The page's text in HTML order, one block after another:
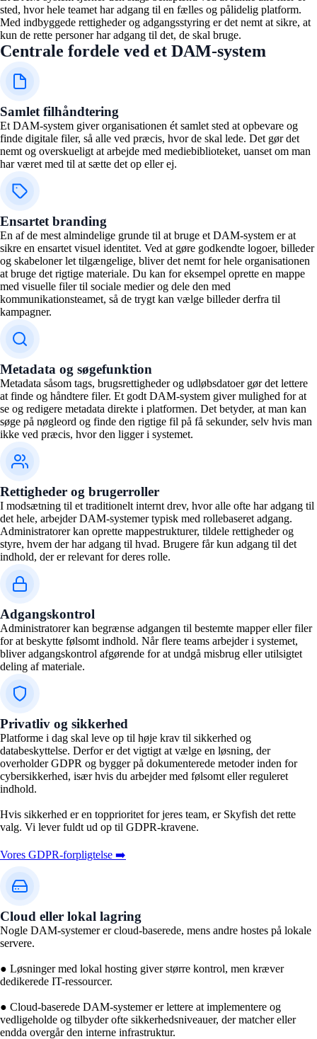
sted, hvor hele teamet har adgang til en fælles og pålidelig platform.
Med indbyggede rettigheder og adgangsstyring er det nemt at sikre, at
kun de rette personer har adgang til det, de skal bruge.
Centrale fordele ved et DAM-system
Samlet filhåndtering
Et DAM-system giver organisationen ét samlet sted at opbevare og
finde digitale filer, så alle ved præcis, hvor de skal lede. Det gør det
nemt og overskueligt at arbejde med mediebiblioteket, uanset om man
har været med til at sætte det op eller ej.
Ensartet branding
En af de mest almindelige grunde til at bruge et DAM-system er at
sikre en ensartet visuel identitet. Ved at gøre godkendte logoer, billeder
og skabeloner let tilgængelige, bliver det nemt for hele organisationen
at bruge det rigtige materiale. Du kan for eksempel oprette en mappe
med visuelle filer til sociale medier og dele den med
kommunikationsteamet, så de trygt kan vælge billeder derfra til
kampagner.
Metadata og søgefunktion
Metadata såsom tags, brugsrettigheder og udløbsdatoer gør det lettere
at finde og håndtere filer. Et godt DAM-system giver mulighed for at
se og redigere metadata direkte i platformen. Det betyder, at man kan
søge på nøgleord og finde den rigtige fil på få sekunder, selv hvis man
ikke ved præcis, hvor den ligger i systemet.
Rettigheder og brugerroller
I modsætning til et traditionelt internt drev, hvor alle ofte har adgang til
det hele, arbejder DAM-systemer typisk med rollebaseret adgang.
Administratorer kan oprette mappestrukturer, tildele rettigheder og
styre, hvem der har adgang til hvad. Brugere får kun adgang til det
indhold, der er relevant for deres rolle.
Adgangskontrol
Administratorer kan begrænse adgangen til bestemte mapper eller filer
for at beskytte følsomt indhold. Når flere teams arbejder i systemet,
bliver adgangskontrol afgørende for at undgå misbrug eller utilsigtet
deling af materiale.
Privatliv og sikkerhed
Platforme i dag skal leve op til høje krav til sikkerhed og
databeskyttelse. Derfor er det vigtigt at vælge en løsning, der
overholder GDPR og bygger på dokumenterede metoder inden for
cybersikkerhed, især hvis du arbejder med følsomt eller reguleret
indhold.
Hvis sikkerhed er en topprioritet for jeres team, er Skyfish det rette
valg. Vi lever fuldt ud op til GDPR-kravene.
Vores GDPR-forpligtelse ➡️
Cloud eller lokal lagring
Nogle DAM-systemer er cloud-baserede, mens andre hostes på lokale
servere.
● Løsninger med lokal hosting giver større kontrol, men kræver
dedikerede IT-ressourcer.
● Cloud-baserede DAM-systemer er lettere at implementere og
vedligeholde og tilbyder ofte sikkerhedsniveauer, der matcher eller
endda overgår den interne infrastruktur.